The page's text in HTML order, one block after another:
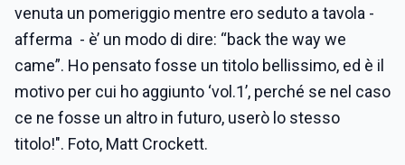
venuta un pomeriggio mentre ero seduto a tavola -
afferma - è’ un modo di dire: “back the way we
came”. Ho pensato fosse un titolo bellissimo, ed è il
motivo per cui ho aggiunto ‘vol.1’, perché se nel caso
ce ne fosse un altro in futuro, userò lo stesso
titolo!". Foto, Matt Crockett.